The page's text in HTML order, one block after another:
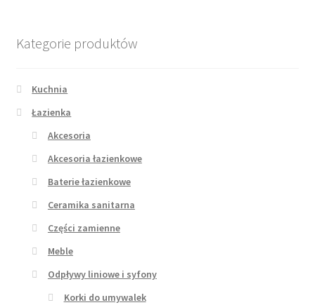
Kategorie produktów
Kuchnia
Łazienka
Akcesoria
Akcesoria łazienkowe
Baterie łazienkowe
Ceramika sanitarna
Części zamienne
Meble
Odpływy liniowe i syfony
Korki do umywalek